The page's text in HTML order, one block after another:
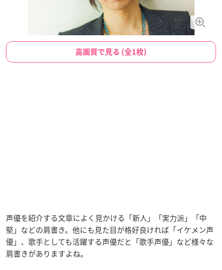
高画質で見る (全1枚)
声優を紹介する文章によく見かける「新人」「実力派」「中
堅」などの肩書き。他にも見た目が格好良ければ「イケメン声
優」、歌手としても活躍する声優だと「歌手声優」など様々な
肩書きがありますよね。